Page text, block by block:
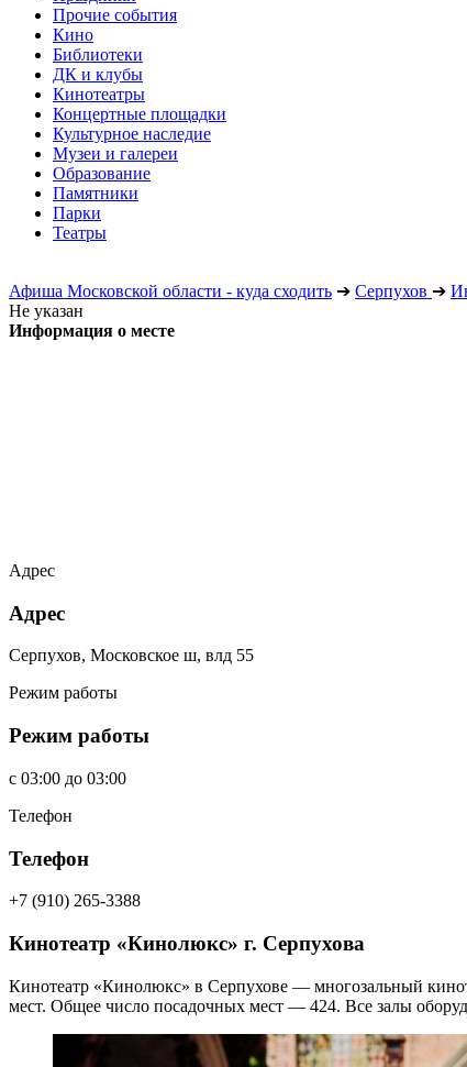
Прочие события
Кино
Библиотеки
ДК и клубы
Кинотеатры
Концертные площадки
Культурное наследие
Музеи и галереи
Образование
Памятники
Парки
Театры
Афиша Московской области - куда сходить ➔ Серпухов ➔
Не указан
Информация о месте
Адрес
Адрес
Серпухов, Московское ш, влд 55
Режим работы
Режим работы
c 03:00 до 03:00
Телефон
Телефон
+7 (910) 265-3388
Кинотеатр «Кинолюкс» г. Серпухова
Кинотеатр «Кинолюкс» в Серпухове — многозальный
мест. Общее число посадочных мест — 424. Все залы